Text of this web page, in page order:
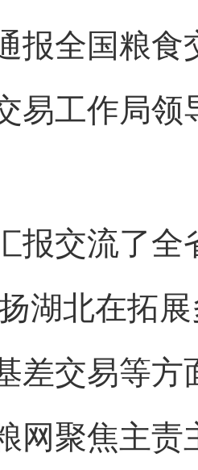
报全国粮食
易工作局
交流了全
湖北在拓
差交易等方
网聚焦主责